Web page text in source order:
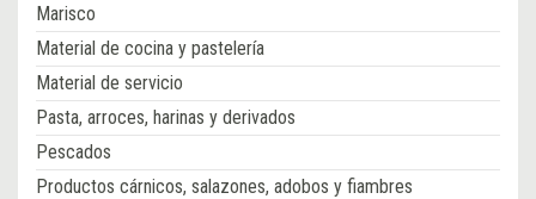
Marisco
Material de cocina y pastelería
Material de servicio
Pasta, arroces, harinas y derivados
Pescados
Productos cárnicos, salazones, adobos y fiambres